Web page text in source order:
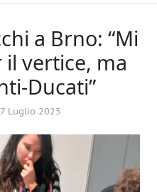
a Brno: “Mi
vertice, ma
Ducati”
Luglio 2025